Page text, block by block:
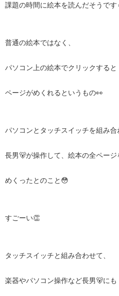
課題の時間に絵本を読んだそうで
普通の絵本ではなく、
パソコン上の絵本でクリックすると
ページがめくれるというもの👀
パソコンとタッチスイッチを組み合
長男🐻が操作して、絵本の全ページ
めくったとのこと😳
すごーい👏
タッチスイッチと組み合わせて、
楽器やパソコン操作など長男🐻にも